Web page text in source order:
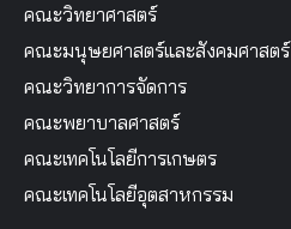
คณะวิทยาศาสตร์
คณะมนุษยศาสตร์และสังคมศาสตร์
คณะวิทยาการจัดการ
คณะพยาบาลศาสตร์
คณะเทคโนโลยีการเกษตร
คณะเทคโนโลยีอุตสาหกรรม